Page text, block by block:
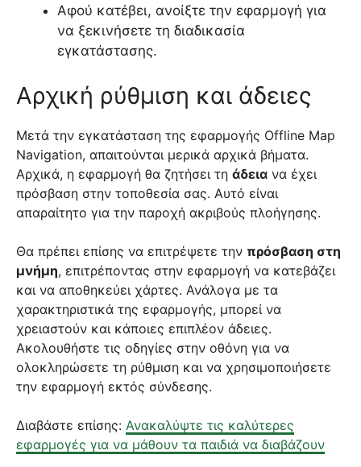
Αφού κατέβει, ανοίξτε την εφαρμογή για
να ξεκινήσετε τη διαδικασία
εγκατάστασης.
Αρχική ρύθμιση και άδειες
Μετά την εγκατάσταση της εφαρμογής Offline Map
Navigation, απαιτούνται μερικά αρχικά βήματα.
Αρχικά, η εφαρμογή θα ζητήσει τη άδεια να έχει
πρόσβαση στην τοποθεσία σας. Αυτό είναι
απαραίτητο για την παροχή ακριβούς πλοήγησης.
Θα πρέπει επίσης να επιτρέψετε την πρόσβαση στη
μνήμη, επιτρέποντας στην εφαρμογή να κατεβάζει
και να αποθηκεύει χάρτες. Ανάλογα με τα
χαρακτηριστικά της εφαρμογής, μπορεί να
χρειαστούν και κάποιες επιπλέον άδειες.
Ακολουθήστε τις οδηγίες στην οθόνη για να
ολοκληρώσετε τη ρύθμιση και να χρησιμοποιήσετε
την εφαρμογή εκτός σύνδεσης.
Διαβάστε επίσης: Ανακαλύψτε τις καλύτερες
εφαρμογές για να μάθουν τα παιδιά να διαβάζουν